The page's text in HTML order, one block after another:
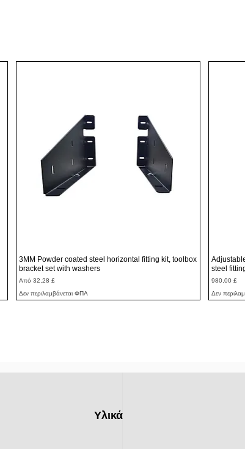
Γρήγορη προβολή
3MM Powder coated steel horizontal fitting kit, toolbox
bracket set with washers
Από32,28 £
Τιμή Έκπτωσης
Δεν περιλαμβάνεται ΦΠΑ
steel
Τιμή
980,00 £
Δεν
Υλικά